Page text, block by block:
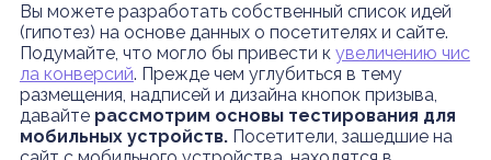
Вы можете разработать собственный список идей
(гипотез) на основе данных о посетителях и сайте.
Подумайте, что могло бы привести к увеличению чис
ла конверсий. Прежде чем углубиться в тему
размещения, надписей и дизайна кнопок призыва,
давайте рассмотрим основы тестирования для
мобильных устройств.Посетители, зашедшие на